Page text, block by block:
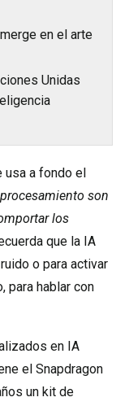
en el arte
Unidas
usa a fondo el
son
los
que la IA
o para activar
para hablar con
en IA
el Snapdragon
un kit de